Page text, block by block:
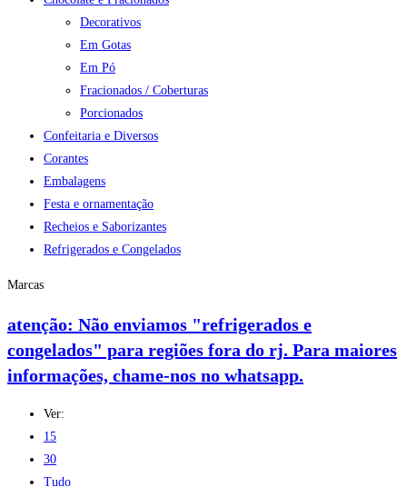
Decorativos
Em Gotas
Em Pó
Fracionados / Coberturas
Porcionados
Confeitaria e Diversos
Corantes
Embalagens
Festa e ornamentação
Recheios e Saborizantes
Refrigerados e Congelados
Marcas
atenção: Não enviamos "refrigerados e
congelados" para regiões fora do rj. Para maiores
informações, chame-nos no whatsapp.
Ver:
15
30
Tudo